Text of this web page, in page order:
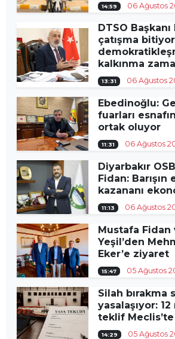
14:59 06 Ağustos
DTSO Başkanı
çatışma
kalkınma
13:31 06 Ağustos
Ebedinoğlu:
fuarları
ortak oluyor
11:31 06 Ağustos
Diyarbakır
Fidan: Barışın
kazananı
11:13 06 Ağustos
Mustafa Fidan
Yeşil’den
Eker’e ziyaret
15:47 05 Ağustos
Silah bırakma
yasalaşıyor:
teklif Meclis’te
14:29 05 Ağustos